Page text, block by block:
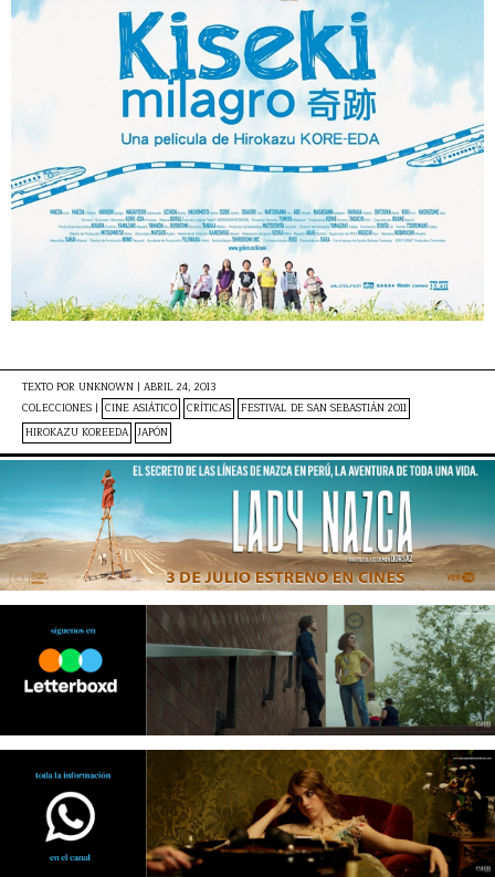
TEXTO POR UNKNOWN | ABRIL 24, 2013
COLECCIONES | CINE ASIÁTICO CRÍTICAS FESTIVAL DE SAN SEBASTIÁN 2011
HIROKAZU KOREEDA JAPÓN